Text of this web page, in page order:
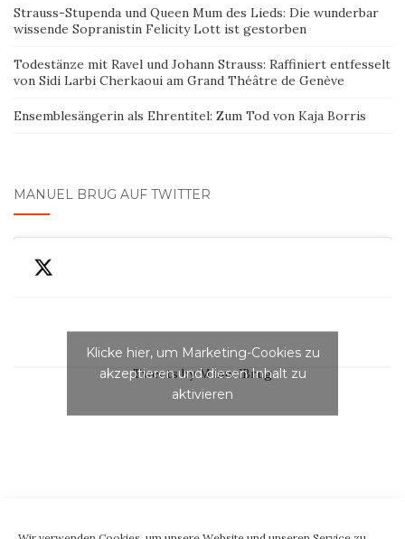
Strauss-Stupenda und Queen Mum des Lieds: Die wunderbar
wissende Sopranistin Felicity Lott ist gestorben
Todestänze mit Ravel und Johann Strauss: Raffiniert entfesselt
von Sidi Larbi Cherkaoui am Grand Théâtre de Genève
Ensemblesängerin als Ehrentitel: Zum Tod von Kaja Borris
MANUEL BRUG AUF TWITTER
Tweets by ManuelBrug
Klicke hier, um Marketing-Cookies zu
akzeptieren und diesen Inhalt zu
aktivieren